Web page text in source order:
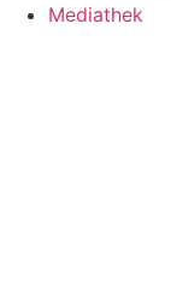
Mediathek